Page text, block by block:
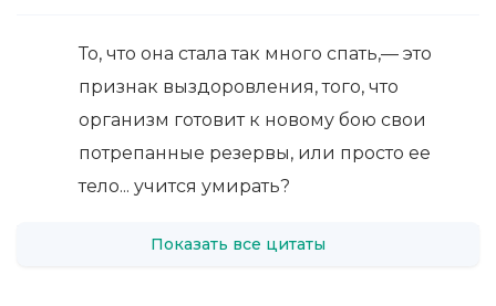
То, что она стала так много спать,— это
признак выздоровления, того, что
организм готовит к новому бою свои
потрепанные резервы, или просто ее
тело... учится умирать?
Показать все цитаты